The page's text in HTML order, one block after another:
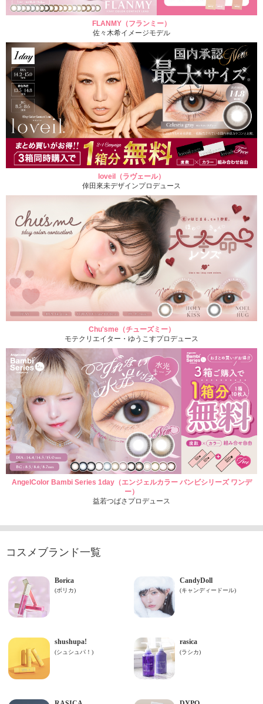
FLANMY（フランミー）
佐々木希イメージモデル
loveil（ラヴェール）
倖田來未デザインプロデュース
Chu'sme（チューズミー）
モテクリエイター・ゆうこすプロデュース
AngelColor Bambi Series 1day（エンジェルカラー バンビシリーズ ワンデ
ー）
益若つばさプロデュース
コスメブランド一覧